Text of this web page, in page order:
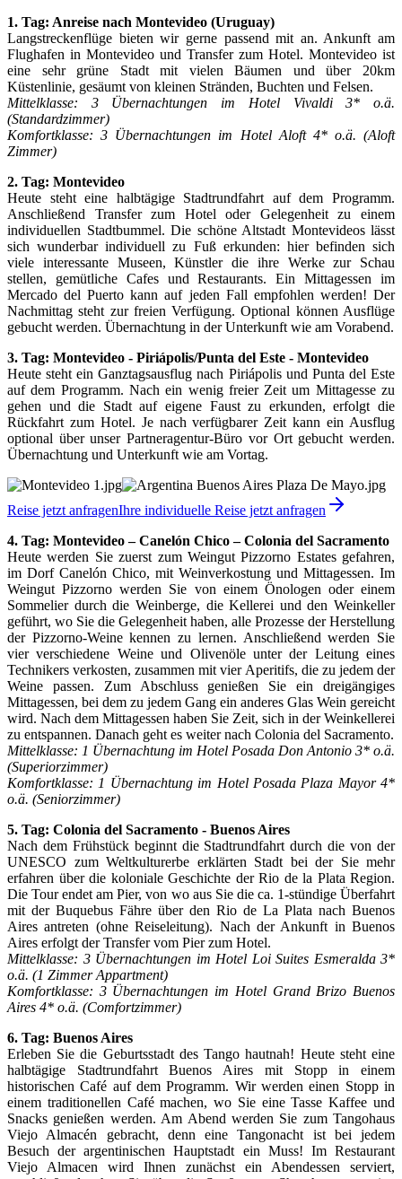
1. Tag: Anreise nach Montevideo (Uruguay)
Langstreckenflüge bieten wir gerne passend mit an. Ankunft am
Flughafen in Montevideo und Transfer zum Hotel. Montevideo ist
eine sehr grüne Stadt mit vielen Bäumen und über 20km
Küstenlinie, gesäumt von kleinen Stränden, Buchten und Felsen.
Mittelklasse: 3 Übernachtungen im Hotel Vivaldi 3* o.ä.
(Standardzimmer)
Komfortklasse: 3 Übernachtungen im Hotel Aloft 4* o.ä. (Aloft
Zimmer)
2. Tag: Montevideo
Heute steht eine halbtägige Stadtrundfahrt auf dem Programm.
Anschließend Transfer zum Hotel oder Gelegenheit zu einem
individuellen Stadtbummel. Die schöne Altstadt Montevideos lässt
sich wunderbar individuell zu Fuß erkunden: hier befinden sich
viele interessante Museen, Künstler die ihre Werke zur Schau
stellen, gemütliche Cafes und Restaurants. Ein Mittagessen im
Mercado del Puerto kann auf jeden Fall empfohlen werden! Der
Nachmittag steht zur freien Verfügung. Optional können Ausflüge
gebucht werden. Übernachtung in der Unterkunft wie am Vorabend.
3. Tag: Montevideo - Piriápolis/Punta del Este - Montevideo
Heute steht ein Ganztagsausflug nach Piriápolis und Punta del Este
auf dem Programm. Nach ein wenig freier Zeit um Mittagesse zu
gehen und die Stadt auf eigene Faust zu erkunden, erfolgt die
Rückfahrt zum Hotel. Je nach verfügbarer Zeit kann ein Ausflug
optional über unser Partneragentur-Büro vor Ort gebucht werden.
Übernachtung und Unterkunft wie am Vortag.
Reise jetzt anfragenIhre individuelle Reise jetzt anfragen
4. Tag: Montevideo – Canelón Chico – Colonia del Sacramento
Heute werden Sie zuerst zum Weingut Pizzorno Estates gefahren,
im Dorf Canelón Chico, mit Weinverkostung und Mittagessen. Im
Weingut Pizzorno werden Sie von einem Önologen oder einem
Sommelier durch die Weinberge, die Kellerei und den Weinkeller
geführt, wo Sie die Gelegenheit haben, alle Prozesse der Herstellung
der Pizzorno-Weine kennen zu lernen. Anschließend werden Sie
vier verschiedene Weine und Olivenöle unter der Leitung eines
Technikers verkosten, zusammen mit vier Aperitifs, die zu jedem der
Weine passen. Zum Abschluss genießen Sie ein dreigängiges
Mittagessen, bei dem zu jedem Gang ein anderes Glas Wein gereicht
wird. Nach dem Mittagessen haben Sie Zeit, sich in der Weinkellerei
zu entspannen. Danach geht es weiter nach Colonia del Sacramento.
Mittelklasse: 1 Übernachtung im Hotel Posada Don Antonio 3* o.ä.
(Superiorzimmer)
Komfortklasse: 1 Übernachtung im Hotel Posada Plaza Mayor 4*
o.ä. (Seniorzimmer)
5. Tag: Colonia del Sacramento - Buenos Aires
Nach dem Frühstück beginnt die Stadtrundfahrt durch die von der
UNESCO zum Weltkulturerbe erklärten Stadt bei der Sie mehr
erfahren über die koloniale Geschichte der Rio de la Plata Region.
Die Tour endet am Pier, von wo aus Sie die ca. 1-stündige Überfahrt
mit der Buquebus Fähre über den Rio de La Plata nach Buenos
Aires antreten (ohne Reiseleitung). Nach der Ankunft in Buenos
Aires erfolgt der Transfer vom Pier zum Hotel.
Mittelklasse: 3 Übernachtungen im Hotel Loi Suites Esmeralda 3*
o.ä. (1 Zimmer Appartment)
Komfortklasse: 3 Übernachtungen im Hotel Grand Brizo Buenos
Aires 4* o.ä. (Comfortzimmer)
6. Tag: Buenos Aires
Erleben Sie die Geburtsstadt des Tango hautnah! Heute steht eine
halbtägige Stadtrundfahrt Buenos Aires mit Stopp in einem
historischen Café auf dem Programm. Wir werden einen Stopp in
einem traditionellen Café machen, wo Sie eine Tasse Kaffee und
Snacks genießen werden. Am Abend werden Sie zum Tangohaus
Viejo Almacén gebracht, denn eine Tangonacht ist bei jedem
Besuch der argentinischen Hauptstadt ein Muss! Im Restaurant
Viejo Almacen wird Ihnen zunächst ein Abendessen serviert,